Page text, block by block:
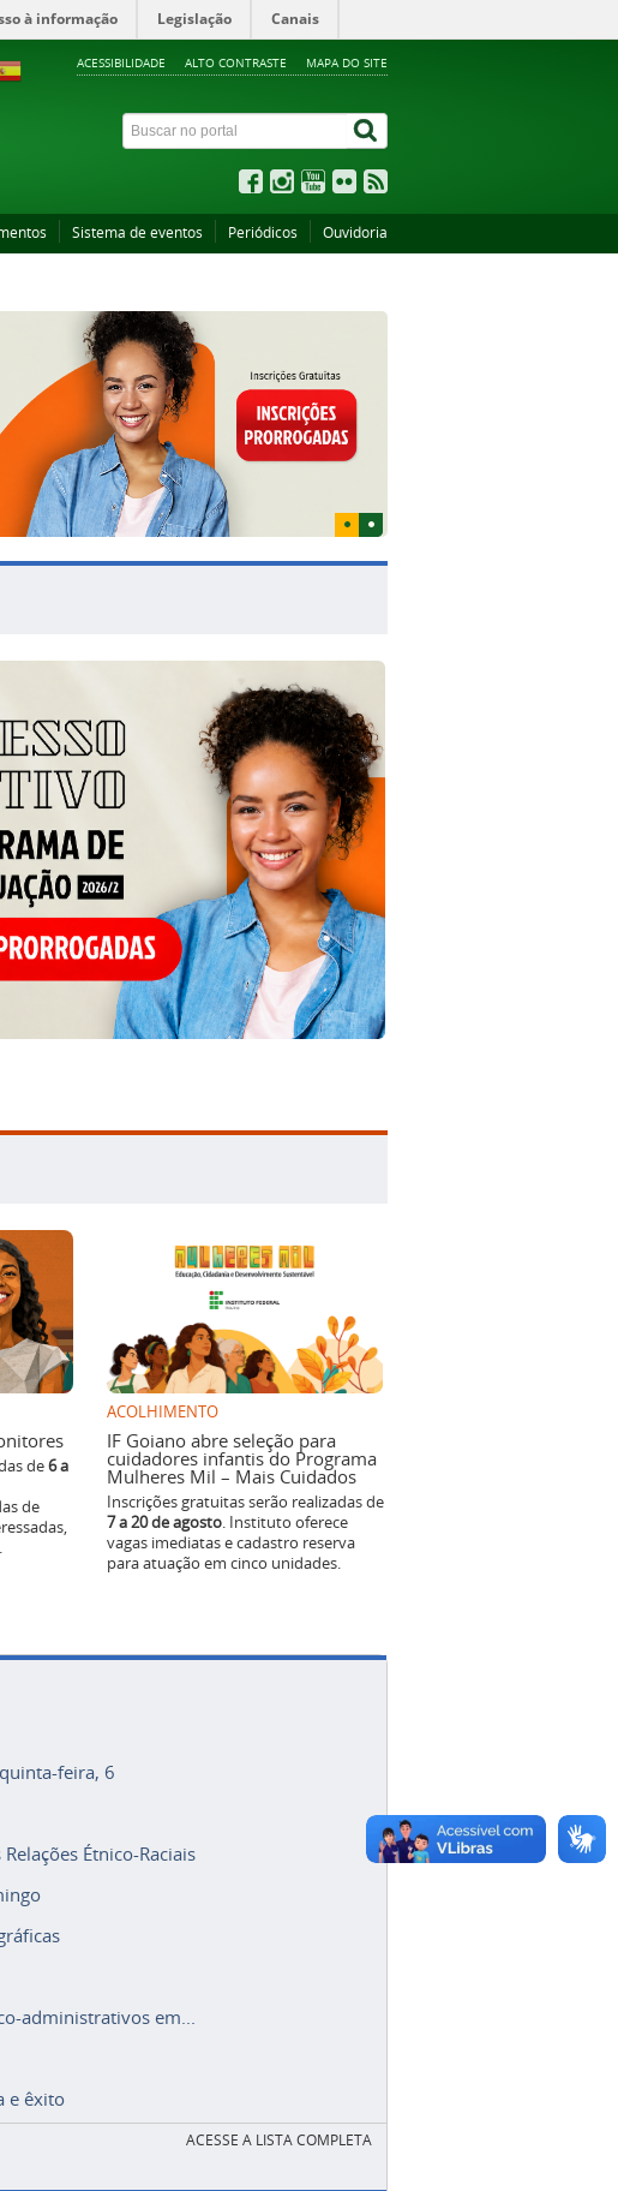
à informação Legislação Canais
ACESSIBILIDADE ALTO CONTRASTE MAPA DO SITE
Sistema de eventos Periódicos Ouvidoria
de6 a
de
ACOLHIMENTO
IF Goiano abre seleção para
cuidadores infantis do Programa
Mulheres Mil – Mais Cuidados
Inscrições gratuitas serão realizadas de
7 a 20 de agosto. Instituto oferece
vagas imediatas e cadastro reserva
para atuação em cinco unidades.
feira, 6
Étnico-Raciais
administrativos em...
e êxito
ACESSE A LISTA COMPLETA